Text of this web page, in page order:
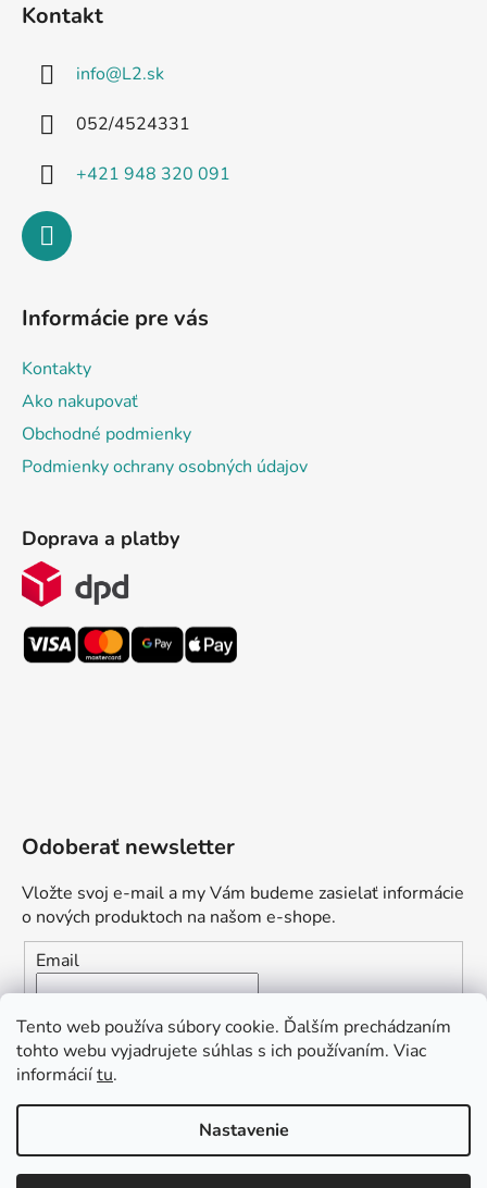
Tento web používa súbory cookie. Ďalším prechádzaním
tohto webu vyjadrujete súhlas s ich používaním. Viac
informáciítu.
Nastavenie
Kontakt
info@L2.sk
052/4524331
+421 948 320 091
Informácie pre vás
Kontakty
Ako nakupovať
Obchodné podmienky
Podmienky ochrany osobných údajov
Doprava a platby
Odoberať newsletter
Vložte svoj e-mail a my Vám budeme zasielať informácie
o nových produktoch na našom e-shope.
Email
Vložením e-mailu súhlasíte s
podmienkami ochrany
osobných údajov
môžem pomôcť?“